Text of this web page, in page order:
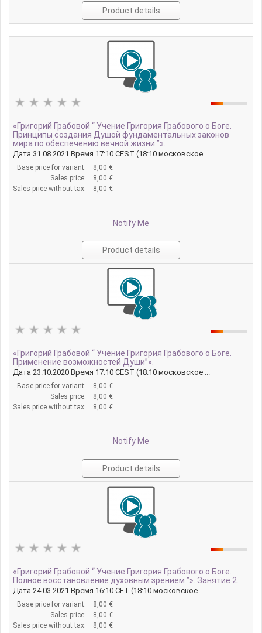
Product details
«Григорий Грабовой “ Учение Григория Грабового о Боге.
Принципы создания Душой фундаментальных законов
мира по обеспечению вечной жизни ”».
Дата 31.08.2021 Время 17:10 CEST (18:10 московское ...
Base price for variant:
8,00 €
Sales price:
8,00 €
Sales price without tax:
8,00 €
Notify Me
Product details
«Григорий Грабовой “ Учение Григория Грабового о Боге.
Применение возможностей Души”».
Дата 23.10.2020 Время 17:10 CEST (18:10 московское ...
Base price for variant:
8,00 €
Sales price:
8,00 €
Sales price without tax:
8,00 €
Notify Me
Product details
«Григорий Грабовой “ Учение Григория Грабового о Боге.
Полное восстановление духовным зрением ”». Занятие 2.
Дата 24.03.2021 Время 16:10 CET (18:10 московское ...
Base price for variant:
8,00 €
Sales price:
8,00 €
Sales price without tax:
8,00 €